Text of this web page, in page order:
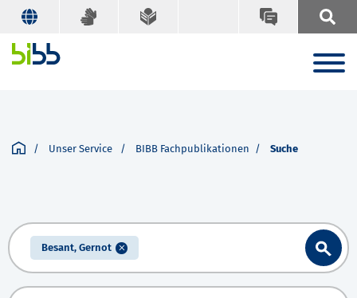
Unser Service BIBB Fachpublikationen Suche
Besant, Gernot